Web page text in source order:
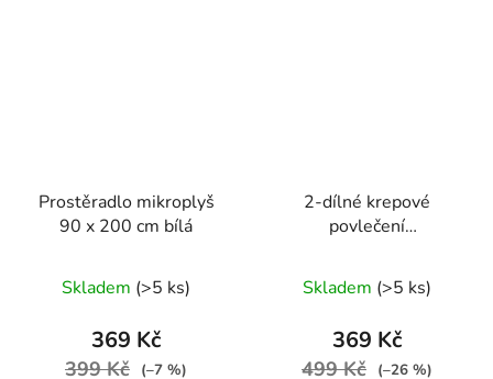
Prostěradlo mikroplyš
90 x 200 cm bílá
Skladem (>5 ks)
369 Kč
399 Kč (–7 %)
2-dílné krepové
povlečení
šedým podkladem a
růžovými květy
Skladem (>5 ks)
369 Kč
499 Kč (–26 %)